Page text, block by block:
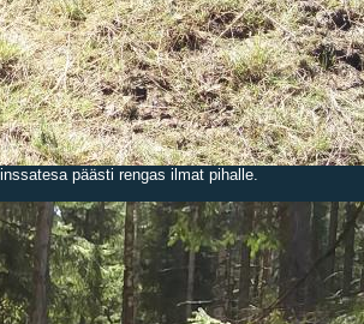
päästi rengas ilmat pihalle.